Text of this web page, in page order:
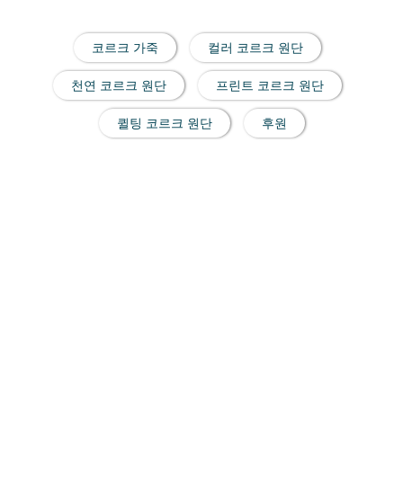
코르크 가죽 컬러 코르크 원단
천연 코르크 원단 프린트 코르크 원단
퀼팅 코르크 원단 후원